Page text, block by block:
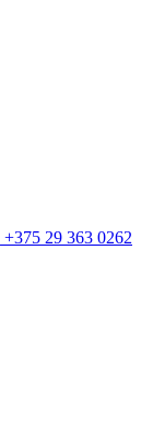
+375 29 363 0262